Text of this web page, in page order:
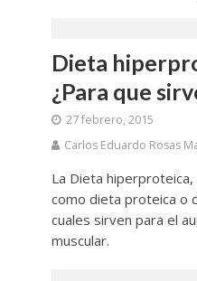
Dieta
¿Para que
27 febrero, 2015
Carlos Eduardo Rosas
La Dieta
como dieta proteica o
cuales sirven para el
muscular.